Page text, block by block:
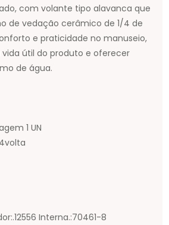
com volante tipo alavanca que
de vedação cerâmico de 1/4 de
e praticidade no manuseio,
útil do produto e oferecer
de água.
1 UN
Interna.:70461-8